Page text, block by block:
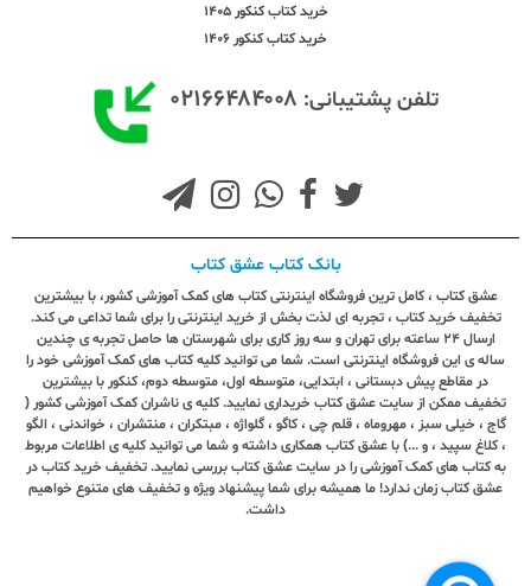
خرید کتاب کنکور 1405
خرید کتاب کنکور 1406
تلفن پشتیبانی: ۰۲۱۶۶۴۸۴۰۰۸
بانک کتاب عشق کتاب
عشق کتاب ، کامل ترین فروشگاه اینترنتی کتاب های کمک آموزشی کشور، با بیشترین
تخفیف خرید کتاب ، تجربه ای لذت بخش از خرید اینترنتی را برای شما تداعی می کند.
ارسال ٢٤ ساعته برای تهران و سه روز کاری برای شهرستان ها حاصل تجربه ی چندین
ساله ی این فروشگاه اینترنتی است. شما می توانید کلیه کتاب های کمک آموزشی خود را
در مقاطع پیش دبستانی ، ابتدایی، متوسطه اول، متوسطه دوم، کنکور با بیشترین
تخفیف ممکن از سایت عشق کتاب خریداری نمایید. کلیه ی ناشران کمک آموزشی کشور (
گاج ، خیلی سبز ، مهروماه ، قلم چی ، کاگو ، گلواژه ، مبتکران ، منتشران ، خواندنی ، الگو
، کلاغ سپید ، و ...) با عشق کتاب همکاری داشته و شما می توانید کلیه ی اطلاعات مربوط
به کتاب های کمک آموزشی را در سایت عشق کتاب بررسی نمایید. تخفیف خرید کتاب در
عشق کتاب زمان ندارد! ما همیشه برای شما پیشنهاد ویژه و تخفیف های متنوع خواهیم
داشت.